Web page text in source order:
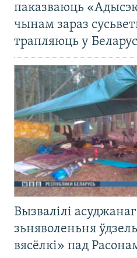
паказваюць
чынам зараз
трапляюць у
Вызвалілі
зьняволеньня
вясёлкі» пад